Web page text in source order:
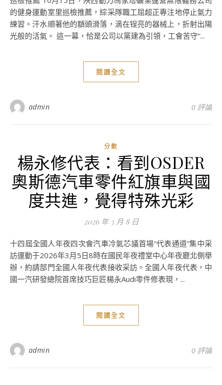
的健身運動室里巡檢推薦，綜采隊職工屈超正專注地停止氣力
練習。汗水順著他的額頭滑落，滴在锃亮的器械上，折射出陽
光般的活氣。 這一幕，恰是公司以黨建為引領，工會苦守“...
閱讀全文
admin 0 評論
分數
楊永修代表：看到OSDER
奧斯德汽車零件紅旗車與國
度共進，覺得特殊光彩
2026 年 3 月 8 日
十四屆全國人年夜四次會汽車冷氣芯議首場“代表通道”集中采
訪運動于2026年3月5日8時在國民年夜禮堂中心年夜廳北側舉
辦，約請部門全國人年夜代表接收采訪。全國人年夜代表，中
國一汽研發總院首席技巧巨匠楊永Audi零件修表現，...
閱讀全文
admin 0 評論